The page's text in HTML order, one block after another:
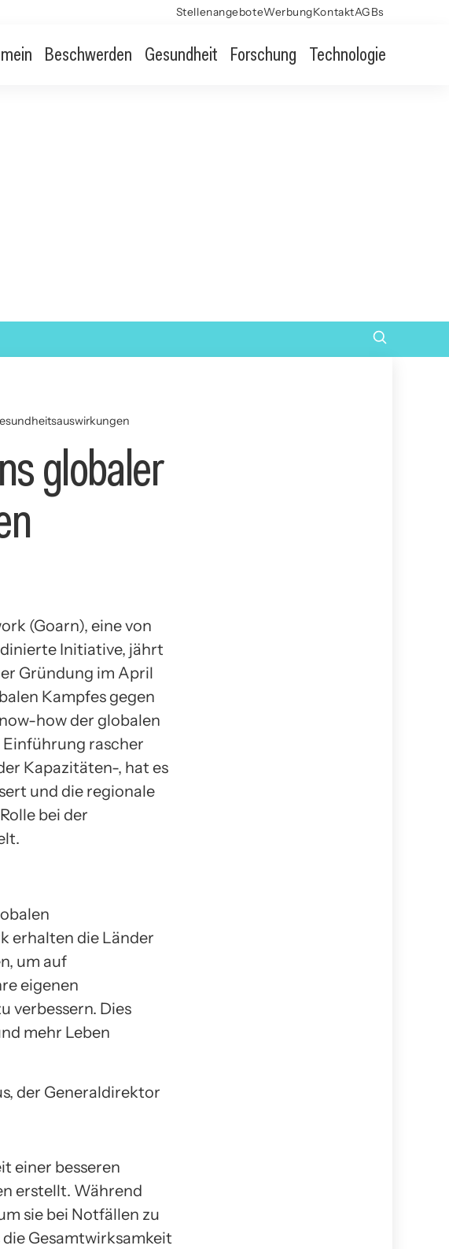
StellenangeboteWerbungKontaktAGBs
Beschwerden Gesundheit Forschung Technologie
globaler
(Goarn), eine von
Initiative, jährt
Gründung im April
Kampfes gegen
how der globalen
rascher
Kapazitäten-, hat es
und die regionale
bei der
erhalten die Länder
um auf
eigenen
verbessern. Dies
mehr Leben
der Generaldirektor
einer besseren
erstellt. Während
sie bei Notfällen zu
Gesamtwirksamkeit